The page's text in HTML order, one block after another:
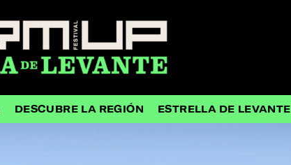
DESCUBRE LA REGIÓN ESTRELLA DE LEVANTE